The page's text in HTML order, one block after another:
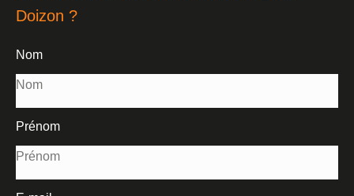
Doizon ?
Nom
Prénom